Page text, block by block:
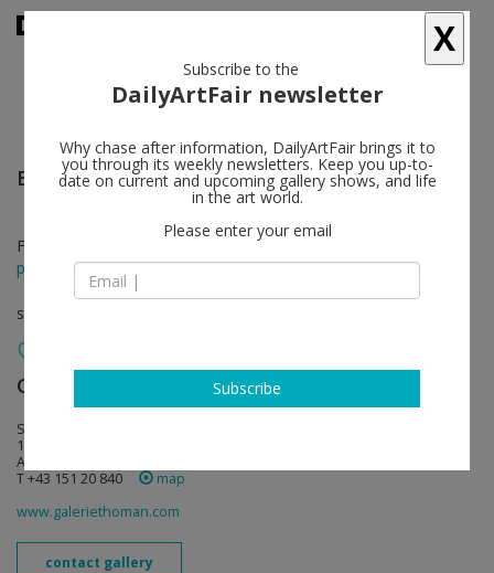
Bruno Gironcoli follow
Feb 03 - May 26, 2018
press release
solo show
Galerie Elisabeth & Klaus Thoman
Seilerstätte 7
1010 Vienna
Austria
T +43 151 20 840
map
www.galeriethoman.com
contact gallery
X
Subscribe to the
DailyArtFair newsletter
Why chase after information, DailyArtFair brings it to
you through its weekly newsletters. Keep you up-to-
date on current and upcoming gallery shows, and life
in the art world.
Please enter your email
Subscribe